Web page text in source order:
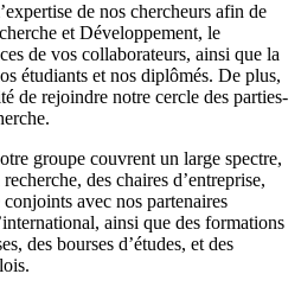
de nos chercheurs afin de
et Développement, le
de vos collaborateurs, ainsi que la
étudiants et nos diplômés. De plus,
de rejoindre notre cercle des parties-
groupe couvrent un large spectre,
des chaires d’entreprise,
avec nos partenaires
ainsi que des formations
des bourses d’études, et des